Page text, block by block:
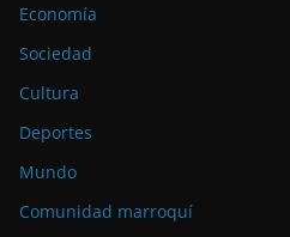
Economía
Sociedad
Cultura
Deportes
Mundo
Comunidad marroquí